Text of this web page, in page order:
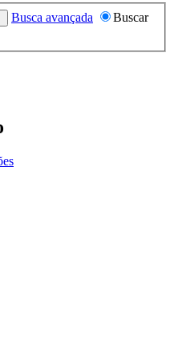
Busca avançada
Buscar